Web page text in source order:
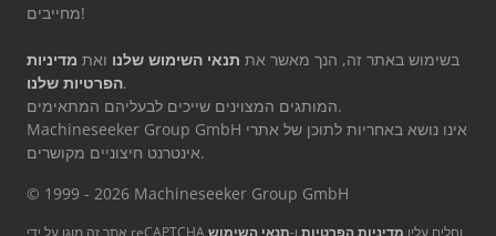
מחייבים!
בשימוש באתר זה, הנך מאשר את תנאי השימוש שלנו ואת מדיניות
הפרטיות שלנו.
המותגים המצוינים שייכים לבעליהם המתאימים.
Machineseeker Group GmbH אינו נושא באחריות לתוכן של אתרי
אינטרנט חיצוניים מקושרים.
© 1999 - 2026 Machineseeker Group GmbH